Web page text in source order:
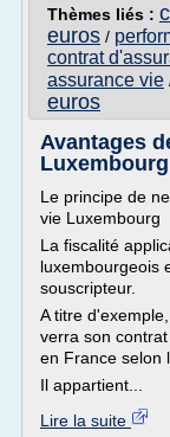
Thèmes liés :
euros /
contrat
assurance vie
euros
Avantages
Luxembourg
Le principe de
vie Luxembourg
La fiscalité
luxembourgeois
souscripteur.
A titre
verra son
en France selon
Il appartient...
Lire la suite